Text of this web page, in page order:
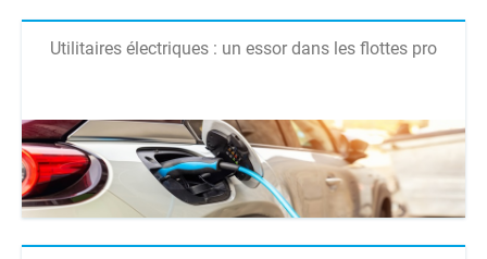
Utilitaires électriques : un essor dans les flottes pro